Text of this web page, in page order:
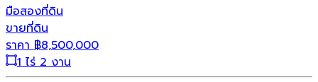
มือสองที่ดิน
ขายที่ดิน
ราคา ฿8,500,000
1 ไร่ 2 งาน